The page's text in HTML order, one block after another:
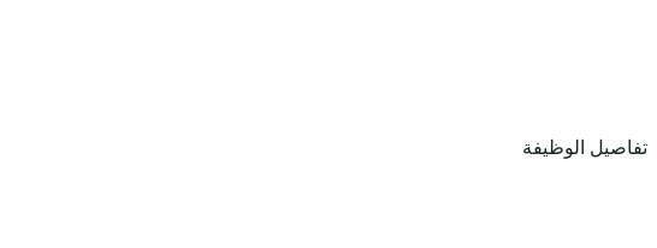
تفاصيل الوظيفة